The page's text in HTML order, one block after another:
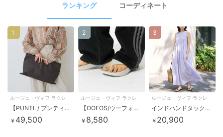
ランキング コーディネート
ルージュ・ヴィフ ラクレ
【PUNTI. / プンティ】3WAYレザークラッチバッグ/ショルダー付き/GR
￥ 49,500
1
ルージュ・ヴィフ ラクレ
【OOFOS/ウーフォス】O Original / リカバリーサンダル【WEB限
￥ 8,580
2
ルージュ・ヴィフ ラクレ
インドハンドタックノースリーブマキシワンピース
￥ 20,900
3